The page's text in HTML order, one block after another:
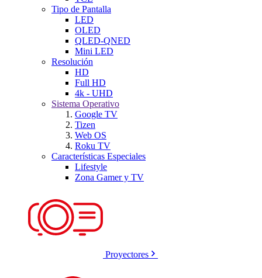
Tipo de Pantalla
LED
OLED
QLED-QNED
Mini LED
Resolución
HD
Full HD
4k - UHD
Sistema Operativo
Google TV
Tizen
Web OS
Roku TV
Características Especiales
Lifestyle
Zona Gamer y TV
Proyectores